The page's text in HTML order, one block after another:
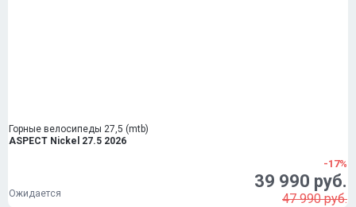
Горные велосипеды 27,5 (mtb)
ASPECT Nickel 27.5 2026
Ожидается
-17%
39 990 руб.
47 990 руб.